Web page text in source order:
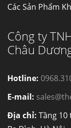
Các Sản Phẩm
Công ty
Châu
Hotline:
E-mail:
Địa chỉ: Tầng 10